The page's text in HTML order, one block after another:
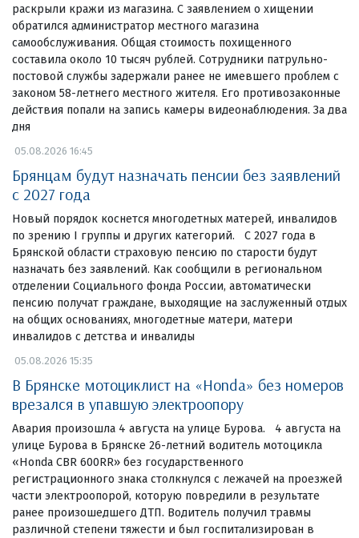
раскрыли кражи из магазина. С заявлением о хищении
обратился администратор местного магазина
самообслуживания. Общая стоимость похищенного
составила около 10 тысяч рублей. Сотрудники патрульно-
постовой службы задержали ранее не имевшего проблем с
законом 58-летнего местного жителя. Его противозаконные
действия попали на запись камеры видеонаблюдения. За два
дня
05.08.2026 16:45
Брянцам будут назначать пенсии без заявлений
с 2027 года
Новый порядок коснется многодетных матерей, инвалидов
по зрению I группы и других категорий. С 2027 года в
Брянской области страховую пенсию по старости будут
назначать без заявлений. Как сообщили в региональном
отделении Социального фонда России, автоматически
пенсию получат граждане, выходящие на заслуженный отдых
на общих основаниях, многодетные матери, матери
инвалидов с детства и инвалиды
05.08.2026 15:35
В Брянске мотоциклист на «Honda» без номеров
врезался в упавшую электроопору
Авария произошла 4 августа на улице Бурова. 4 августа на
улице Бурова в Брянске 26-летний водитель мотоцикла
«Honda CBR 600RR» без государственного
регистрационного знака столкнулся с лежачей на проезжей
части электроопорой, которую повредили в результате
ранее произошедшего ДТП. Водитель получил травмы
различной степени тяжести и был госпитализирован в